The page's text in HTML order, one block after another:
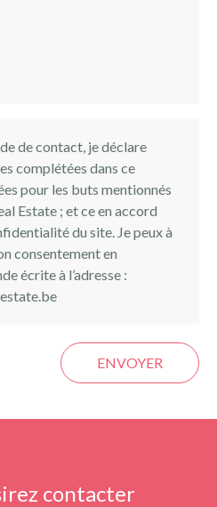
de contact, je déclare
complétées dans ce
pour les buts mentionnés
Estate ; et ce en accord
du site. Je peux à
consentement en
écrite à l’adresse :
ENVOYER
contacter